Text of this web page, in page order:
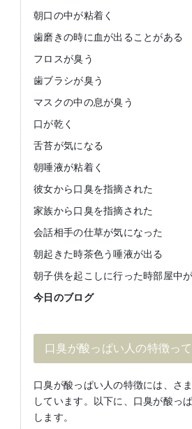
朝口の中が粘着く
歯磨きの時に血が出ることがある
フロスが臭う
歯ブラシが臭う
マスクの中の息が臭う
口が乾く
舌苔が気になる
朝唾液が粘着く
彼女から口臭を指摘された
家族から口臭を指摘された
会話相手の仕草が気になった
朝起きた時茶色う唾液が出る
朝子供を起こしに行った時部屋中
今日のブログ
口臭が酸っぱい人の特徴って
口臭が酸っぱい人の特徴には、さ
しています。以下に、口臭が酸っ
します。